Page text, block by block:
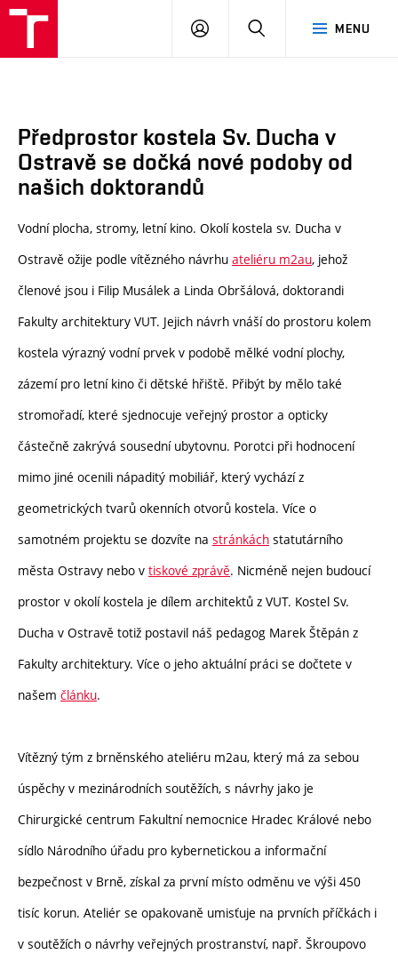
MENU
PŘIHLÁSIT
Předprostor kostela Sv. Ducha v
Ostravě se dočká nové podoby od
našich doktorandů
Vodní plocha, stromy, letní kino. Okolí kostela sv. Ducha v
Ostravě ožije podle vítězného návrhu ateliéru m2au, jehož
členové jsou i Filip Musálek a Linda Obršálová, doktorandi
Fakulty architektury VUT. Jejich návrh vnáší do prostoru kolem
kostela výrazný vodní prvek v podobě mělké vodní plochy,
zázemí pro letní kino či dětské hřiště. Přibýt by mělo také
stromořadí, které sjednocuje veřejný prostor a opticky
částečně zakrývá sousední ubytovnu. Porotci při hodnocení
mimo jiné ocenili nápaditý mobiliář, který vychází z
geometrických tvarů okenních otvorů kostela. Více o
samotném projektu se dozvíte na stránkách statutárního
města Ostravy nebo v tiskové zprávě. Nicméně nejen budoucí
prostor v okolí kostela je dílem architektů z VUT. Kostel Sv.
Ducha v Ostravě totiž postavil náš pedagog Marek Štěpán z
Fakulty architektury. Více o jeho aktuální práci se dočtete v
našem článku.
Vítězný tým z brněnského ateliéru m2au, který má za sebou
úspěchy v mezinárodních soutěžích, s návrhy jako je
Chirurgické centrum Fakultní nemocnice Hradec Králové nebo
sídlo Národního úřadu pro kybernetickou a informační
bezpečnost v Brně, získal za první místo odměnu ve výši 450
tisíc korun. Ateliér se opakovaně umisťuje na prvních příčkách i
v soutěžích o návrhy veřejných prostranství, např. Škroupovo